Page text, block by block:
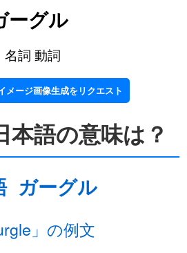
ーグル
名詞 動詞
メージ画像生成をリクエスト
語の意味は？
ガーグル
」の例文